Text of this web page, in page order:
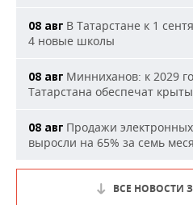
08 авг В Татарстане к 1
4 новые школы
08 авг Минниханов: к 2029
Татарстана обеспечат
08 авг Продажи
выросли на 65% за семь
ВСЕ НОВОСТИ